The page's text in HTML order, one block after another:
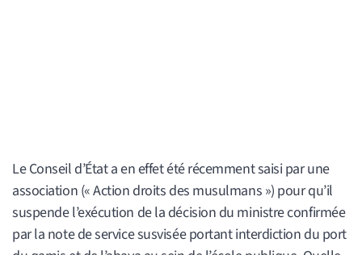
Le Conseil d’État a en effet été récemment saisi par une
association (« Action droits des musulmans ») pour qu’il
suspende l’exécution de la décision du ministre confirmée
par la note de service susvisée portant interdiction du port